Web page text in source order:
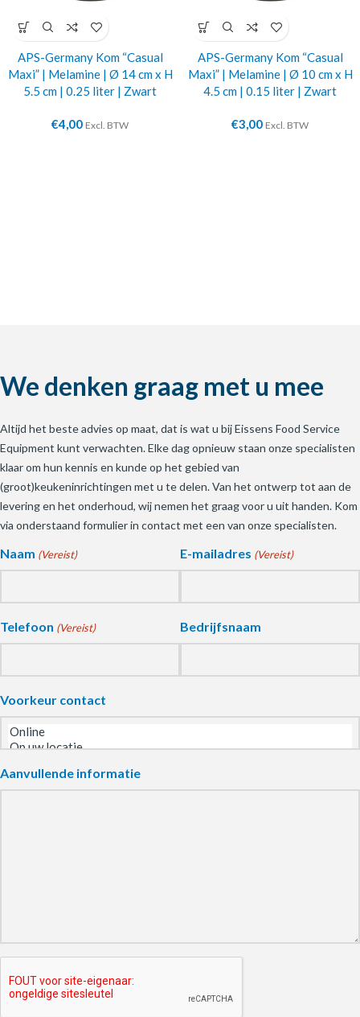
APS-Germany Kom “Casual
Maxi” | Melamine | Ø 14 cm x H
5.5 cm | 0.25 liter | Zwart
€4,00 Excl. BTW
APS-Germany Kom “Casual
Maxi” | Melamine | Ø 10 cm x H
4.5 cm | 0.15 liter | Zwart
€3,00 Excl. BTW
We denken graag met u mee
Altijd het beste advies op maat, dat is wat u bij Eissens Food Service
Equipment kunt verwachten. Elke dag opnieuw staan onze specialisten
klaar om hun kennis en kunde op het gebied van
(groot)keukeninrichtingen met u te delen. Van het ontwerp tot aan de
levering en het onderhoud, wij nemen het graag voor u uit handen. Kom
via onderstaand formulier in contact met een van onze specialisten.
Naam (Vereist) E-mailadres (Vereist)
Telefoon (Vereist) Bedrijfsnaam
Voorkeur contact
Aanvullende informatie